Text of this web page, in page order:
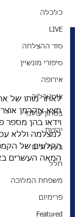
כלכלה
LIVE
סוד ההצלחה
סיפורי מונשיין
אירופה
אוסטרליה
בטחון עולמי
יהדות
בעלי חיים
חלל
משפחת המלוכה
פרימיום
Featured
לאחר מותו של
מצא צוקרמן
וידאו בהן מספר
למצלמה וללא
הקלעים של
המאה העשרים